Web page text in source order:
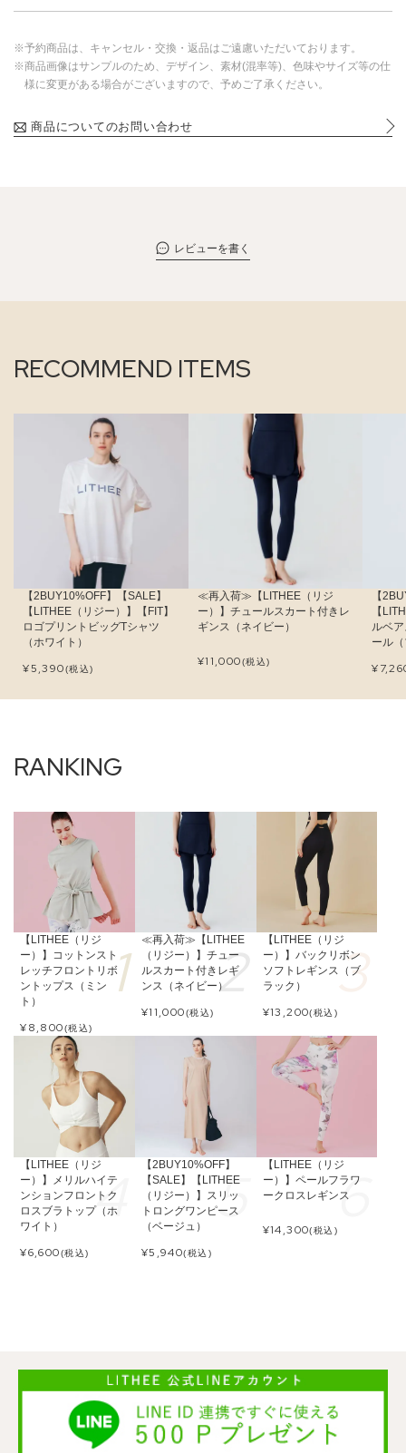
※予約商品は、キャンセル・交換・返品はご遠慮いただいております。
※商品画像はサンプルのため、デザイン、素材(混率等)、色味やサイズ等の仕
様に変更がある場合がございますので、予めご了承ください。
商品についてのお問い合わせ
レビューを書く
RECOMMEND ITEMS
【2BUY10%OFF】【SALE】
【LITHEE（リジー）】【FIT】
ロゴプリントビッグTシャツ
（ホワイト）
¥5,390(税込)
≪再入荷≫【LITHEE（リジ
ー）】チュールスカート付きレ
ギンス（ネイビー）
¥11,000(税込)
【
【
ルベ
ール
¥
【LITHEE（リジ
ー）】コットンスト
レッチフロントリボ
ントップス（ミン
ト）
¥8,800(税込)
≪再入荷≫【LITHEE
（リジー）】チュー
ルスカート付きレギ
ンス（ネイビー）
¥11,000(税込)
【LITHEE（リジ
ー）】バックリボン
ソフトレギンス（ブ
ラック）
¥13,200(税込)
【LITHEE（リジ
ー）】メリルハイテ
ンションフロントク
ロスブラトップ（ホ
ワイト）
¥6,600(税込)
【2BUY10%OFF】
【SALE】【LITHEE
（リジー）】スリッ
トロングワンピース
（ベージュ）
¥5,940(税込)
【LITHEE（リジ
ー）】ペールフラワ
ークロスレギンス
¥14,300(税込)